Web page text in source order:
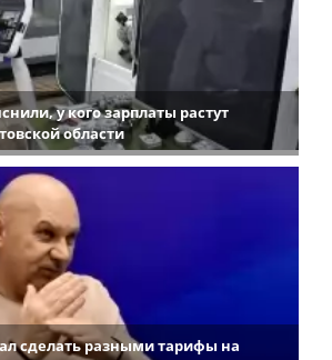
у кого зарплаты растут
области
сделать разными тарифы на